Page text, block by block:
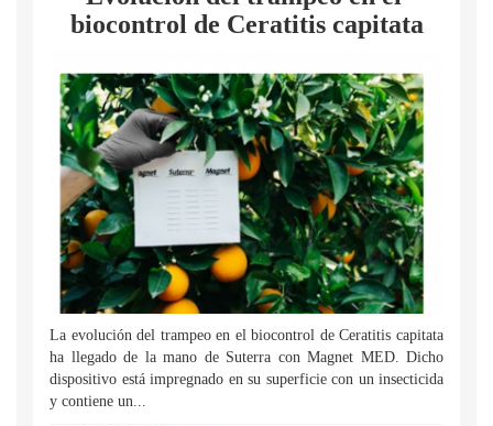
biocontrol de Ceratitis capitata
La evolución del trampeo en el biocontrol de Ceratitis capitata
ha llegado de la mano de Suterra con Magnet MED. Dicho
dispositivo está impregnado en su superficie con un insecticida
y contiene un...